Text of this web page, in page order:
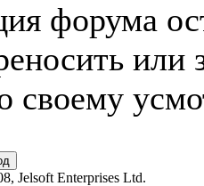
форума
своему
Jelsoft Enterprises Ltd.